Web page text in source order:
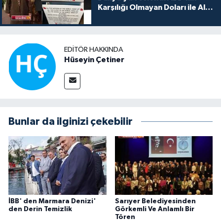
Karşılığı Olmayan Doları ile Alış
EDITÖR HAKKINDA
Hüseyin Çetiner
Bunlar da ilginizi çekebilir
İBB' den Marmara Denizi'
den Derin Temizlik
Sarıyer Belediyesinden
Görkemli Ve Anlamlı Bir
Tören